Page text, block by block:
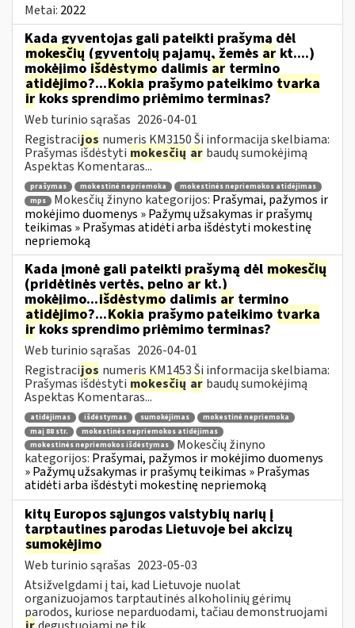
Metai: 2022
Kada gyventojas gali pateikti prašymą dėl
mokesčių (gyventojų pajamų, žemės ar kt....)
mokėjimo išdėstymo dalimis ar termino
atidėjimo?...Kokiaprašymo pateikimo tvarka
irkoks sprendimo priėmimo terminas?
Web turinio sąrašas 2026-04-01
Registracijos numeris KM3150 Ši informacija skelbiama:
Prašymas išdėstyti mokesčių ar baudų sumokėjimą
Aspektas Komentaras...
prašymas mokestinė nepriemoka
mokestinės nepriemokos atidėjimas
mps
Mokesčių žinyno kategorijos: Prašymai, pažymos ir
mokėjimo duomenys » Pažymų užsakymas ir prašymų
teikimas » Prašymas atidėti arba išdėstyti mokestinę
nepriemoką
Kada įmonė gali pateikti prašymą dėl mokesčių
(pridėtinės vertės, pelno ar kt.)
mokėjimo...išdėstymo dalimis ar termino
atidėjimo?...Kokiaprašymo pateikimo tvarka
irkoks sprendimo priėmimo terminas?
Web turinio sąrašas 2026-04-01
Registracijos numeris KM1453 Ši informacija skelbiama:
Prašymas išdėstyti mokesčių ar baudų sumokėjimą
Aspektas Komentaras...
atidėjimas išdėstymas sumokėjimas
mokestinė nepriemoka
maį 88 str.
mokestinės nepriemokos atidėjimas
mokestinės nepriemokos išdėstymas
Mokesčių žinyno
kategorijos: Prašymai, pažymos ir mokėjimo duomenys
» Pažymų užsakymas ir prašymų teikimas » Prašymas
atidėti arba išdėstyti mokestinę nepriemoką
kitų Europos sąjungos valstybių narių į
tarptautines parodas Lietuvoje bei akcizų
sumokėjimo
Web turinio sąrašas 2023-05-03
Atsižvelgdami į tai, kad Lietuvoje nuolat
organizuojamos tarptautinės alkoholinių gėrimų
parodos, kuriose neparduodami, tačiau demonstruojami